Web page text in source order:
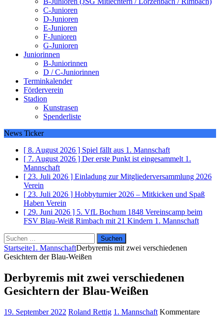
C-Junioren
D-Junioren
E-Junioren
F-Junioren
G-Junioren
Juniorinnen
B-Juniorinnen
D / C-Juniorinnen
Terminkalender
Förderverein
Stadion
Kunstrasen
Spenderliste
News Ticker
[ 8. August 2026 ] Spiel fällt aus 1. Mannschaft
[ 7. August 2026 ] Der erste Punkt ist eingesammelt 1.
Mannschaft
[ 23. Juli 2026 ] Einladung zur Mitgliederversammlung 2026
Verein
[ 23. Juli 2026 ] Hobbyturnier 2026 – Mitkicken und Spaß
Haben Verein
[ 29. Juni 2026 ] 5. VfL Bochum 1848 Vereinscamp beim
FSV Blau-Weiß Rimbach mit 21 Kindern 1. Mannschaft
Suchen
nach:
Startseite1. MannschaftDerbyremis mit zwei verschiedenen
Gesichtern der Blau-Weißen
Derbyremis mit zwei verschiedenen
Gesichtern der Blau-Weißen
19. September 2022 Roland Rettig 1. Mannschaft Kommentare